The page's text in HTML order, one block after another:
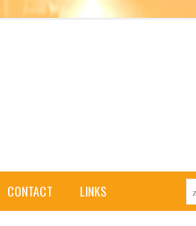
CONTACT LINKS